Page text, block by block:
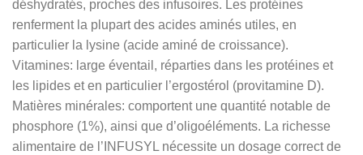
déshydratés, proches des infusoires. Les protéines
renferment la plupart des acides aminés utiles, en
particulier la lysine (acide aminé de croissance).
Vitamines: large éventail, réparties dans les protéines et
les lipides et en particulier l’ergostérol (provitamine D).
Matières minérales: comportent une quantité notable de
phosphore (1%), ainsi que d’oligoéléments. La richesse
alimentaire de l’INFUSYL nécessite un dosage correct de